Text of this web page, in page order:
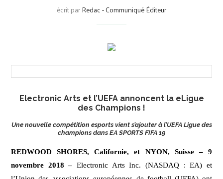
écrit parRedac - Communiqué Éditeur
Electronic Arts et l’UEFA annoncent la eLigue
des Champions !
Une nouvelle compétition esports vient s’ajouter à l’UEFA Ligue des
champions dans EA SPORTS FIFA 19
REDWOOD SHORES, Californie, et NYON, Suisse – 9
novembre 2018 – Electronic Arts Inc. (NASDAQ : EA) et